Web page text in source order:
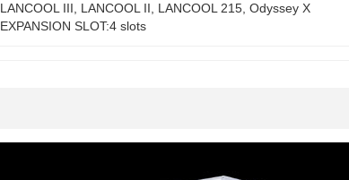
LANCOOL III, LANCOOL II, LANCOOL 215, Odyssey X
EXPANSION SLOT:4 slots